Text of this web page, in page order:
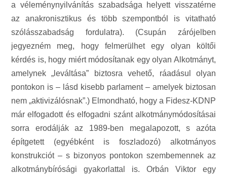
a véleménynyilvánítás szabadsága helyett visszatérne
az anakronisztikus és több szempontból is vitatható
szólásszabadság fordulatra). (Csupán zárójelben
jegyezném meg, hogy felmerülhet egy olyan költői
kérdés is, hogy miért módosítanak egy olyan Alkotmányt,
amelynek „leváltása” biztosra vehető, ráadásul olyan
pontokon is – lásd kisebb parlament – amelyek biztosan
nem „aktivizálósnak”.) Elmondható, hogy a Fidesz-KDNP
már elfogadott és elfogadni szánt alkotmánymódosításai
sorra erodálják az 1989-ben megalapozott, s azóta
építgetett (egyébként is foszladozó) alkotmányos
konstrukciót – s bizonyos pontokon szembemennek az
alkotmánybírósági gyakorlattal is. Orbán Viktor egy